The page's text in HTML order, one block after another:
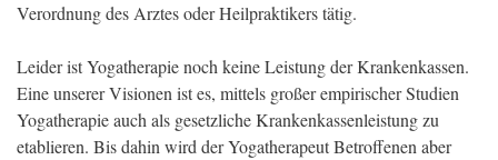
Verordnung des Arztes oder Heilpraktikers tätig.
Leider ist Yogatherapie noch keine Leistung der Krankenkassen.
Eine unserer Visionen ist es, mittels großer empirischer Studien
Yogatherapie auch als gesetzliche Krankenkassenleistung zu
etablieren. Bis dahin wird der Yogatherapeut Betroffenen aber